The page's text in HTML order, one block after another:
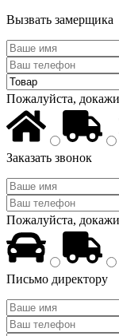
Вызвать замерщика
Пожалуйста,
Заказать звонок
Пожалуйста,
Письмо директору